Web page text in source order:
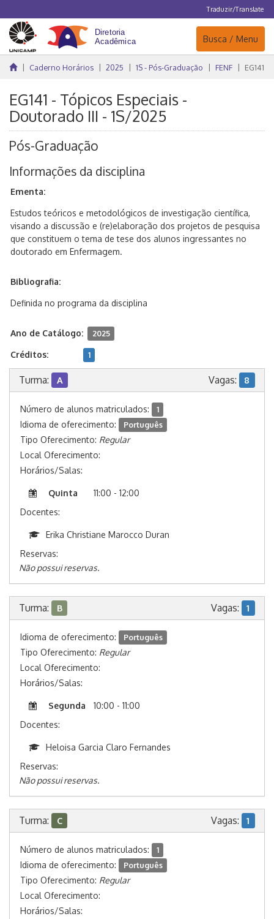
Traduzir/Translate
Navegação
Busca / Menu
Caderno Horários 2025 1S - Pós-Graduação FENF EG141
EG141 - Tópicos Especiais -
Doutorado III - 1S/2025
Pós-Graduação
Informações da disciplina
Ementa:
Estudos teóricos e metodológicos de investigação científica,
visando a discussão e (re)elaboração dos projetos de pesquisa
que constituem o tema de tese dos alunos ingressantes no
doutorado em Enfermagem.
Bibliografia:
Definida no programa da disciplina
Ano de Catálogo: 2025
Créditos: 1
Turma: A Vagas: 8
Número de alunos matriculados: 1
Idioma de oferecimento: Português
Tipo Oferecimento: Regular
Local Oferecimento:
Horários/Salas:
Quinta
11:00 - 12:00
Docentes:
Erika Christiane Marocco Duran
Reservas:
Não possui reservas.
Turma: B Vagas: 1
Idioma de oferecimento: Português
Tipo Oferecimento: Regular
Local Oferecimento:
Horários/Salas:
Segunda
10:00 - 11:00
Docentes:
Heloisa Garcia Claro Fernandes
Reservas:
Não possui reservas.
Turma: C Vagas: 1
Número de alunos matriculados: 1
Idioma de oferecimento: Português
Tipo Oferecimento: Regular
Local Oferecimento:
Horários/Salas: